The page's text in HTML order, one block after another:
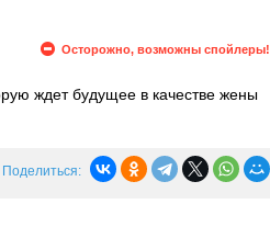
Осторожно, возможны спойлеры!
ждет будущее в качестве жены
присматривать за Дэйзи. Дэйзи
Поделиться: